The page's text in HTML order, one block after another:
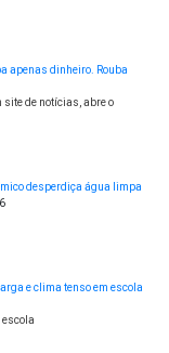
apenas dinheiro. Rouba
site de notícias, abre o
desperdiça água limpa
e clima tenso em escola
escola